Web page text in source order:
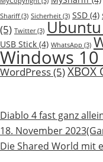
Shariff(3) Sicherheit (3) SSD (4)
(5) Twitter(3) Ubuntu
USB Stick (4) WhatsApp (3)
Windows 10
WordPress(5)XBOX
Diablo 4 fast ganz
18. November 2023
Die Shared World mit